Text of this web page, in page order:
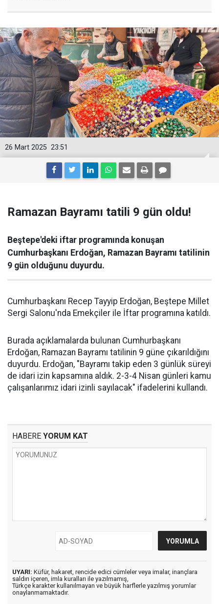
23:51
26 Mart 2025
Ramazan Bayramı tatili 9 gün oldu!
Beştepe'deki iftar programında konuşan
Cumhurbaşkanı Erdoğan, Ramazan Bayramı tatilinin
9 gün olduğunu duyurdu.
Cumhurbaşkanı Recep Tayyip Erdoğan, Beştepe Millet
Sergi Salonu'nda Emekçiler ile İftar programına katıldı.
Burada açıklamalarda bulunan Cumhurbaşkanı
Erdoğan, Ramazan Bayramı tatilinin 9 güne çıkarıldığını
duyurdu. Erdoğan, "Bayramı takip eden 3 günlük süreyi
de idari izin kapsamına aldık. 2-3-4 Nisan günleri kamu
çalışanlarımız idari izinli sayılacak" ifadelerini kullandı.
HABERE YORUM KAT
UYARI: Küfür, hakaret, rencide edici cümleler veya imalar, inançlara
saldırı içeren, imla kuralları ile yazılmamış,
Türkçe karakter kullanılmayan ve büyük harflerle yazılmış yorumlar
onaylanmamaktadır.